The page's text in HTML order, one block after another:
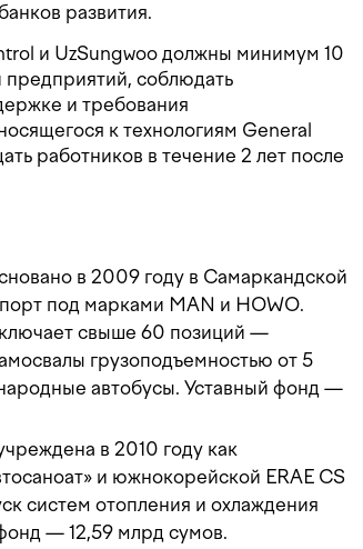
развития.
и UzSungwoo должны минимум 10
предприятий, соблюдать
и требования
к технологиям General
работников в течение 2 лет после
в 2009 году в Самаркандской
под марками MAN и HOWO.
свыше 60 позиций —
грузоподъемностью от 5
автобусы. Уставный фонд —
в 2010 году как
и южнокорейской ERAE CS
систем отопления и охлаждения
— 12,59 млрд сумов.